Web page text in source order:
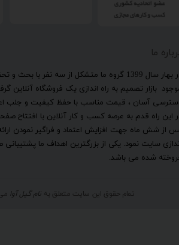
ما
​در بهار سال 1399 گروه ما متشکل از سه نفر با
بازار تصمیم به راه اندازی یک فروشگاه آنلاین
آسان ، قیمت مناسب با حفظ کیفیت و جلب
این راه قدم به عرصه کسب و کار آنلاین با افتتاح
از شش ماه جهت افزایش اعتماد و فراگیر نمودن
سایت نمود. یکی از بزرگترین اهداف ما
شده می باشد.
تمام حقوق این سایت متعلق به نام گیل آوا